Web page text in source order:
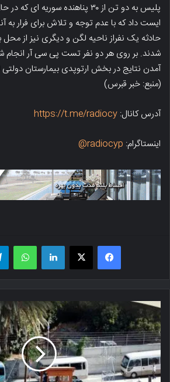
پلیس به دو تن از ۳۰ پناهنده سوریه
ایست داد که با عدم توجه و تلاش برای فرار به
حادثه یک نفراز ناحیه لگن و دیگری نیز از
شدند. بر روی هر دو نفر تست پی سی آر
آمدن نتایج در بخش ارتوپدی بیمارستان
(منبع: خبر قبرس)
آدرس کانال: https://t.me/radiocy
اینستاگرام: radiocyp@
فیسبوک X لینکدین واتس اپ